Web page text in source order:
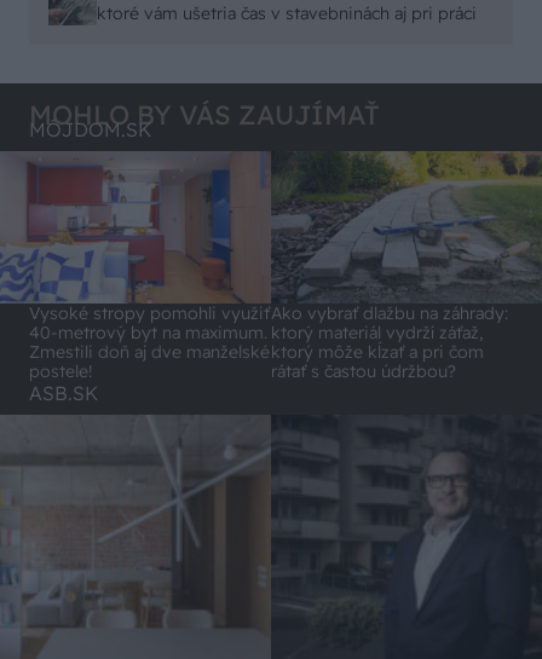
ktoré vám ušetria čas v stavebninách aj pri práci
malty - pevnosť 40 Mpa a doba schnutia tak 15
MOHLO BY VÁS ZAUJÍMAŤ
MÔJDOM.SK
Vysoké stropy pomohli využiť
40-metrový byt na maximum.
Zmestili doň aj dve manželské
postele!
Ako vybrať dlažbu na záhrady:
ktorý materiál vydrží záťaž,
ktorý môže kĺzať a pri čom
rátať s častou údržbou?
ASB.SK